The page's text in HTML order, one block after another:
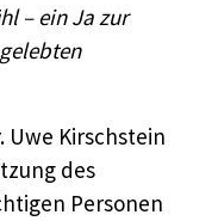
– ein Ja zur
Kirschstein
des
Personen